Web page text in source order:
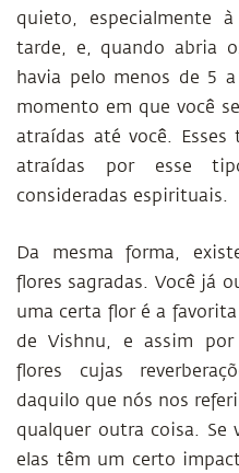
quieto, especialmente
tarde, e, quando abria
havia pelo menos de 5
momento em que você
atraídas até você.
atraídas por esse
consideradas espirituais.
Da mesma forma,
flores sagradas. Você já
uma certa flor é a
de Vishnu, e assim
flores cujas
daquilo que nós nos
qualquer outra coisa. Se
elas têm um certo